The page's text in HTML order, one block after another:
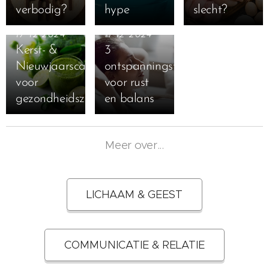
verbodig?
hype
slecht?
17-12-2024
Kerst- &
Nieuwjaarscadeautips
voor
gezondheidszotten
11-12-2024
3
ontspanningstechnieken
voor rust
en balans
Meer over...
LICHAAM & GEEST
COMMUNICATIE & RELATIE